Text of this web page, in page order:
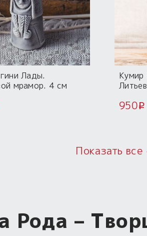
Лады.
мрамор. 4 см
Кумир
950i
Показать все
Рода –